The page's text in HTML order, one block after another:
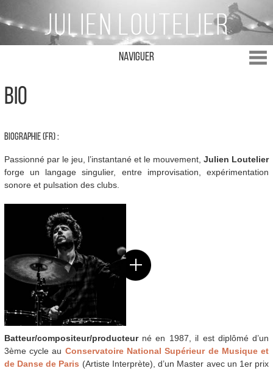
Naviguer
BIO
BIOGRAPHIE (FR) :
Passionné par le jeu, l’instantané et le mouvement,Julien Loutelier
forge un langage singulier, entre improvisation, expérimentation
sonore et pulsation des clubs.
Batteur/compositeur/producteur né en 1987, il est diplômé d’un
3ème cycle au Conservatoire National Supérieur de Musique et
de Danse de Paris (Artiste Interprète), d’un Master avec un 1er prix